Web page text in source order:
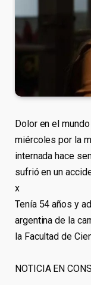
Dolor en el
miércoles por la
internada hace
sufrió en un
x
Tenía 54 años y
argentina de la
la Facultad de
NOTICIA EN